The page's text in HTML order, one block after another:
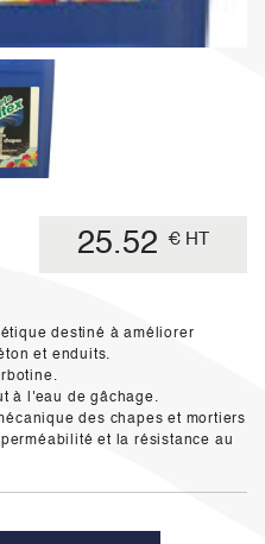
25.52 € HT
destiné à améliorer
et enduits.
à l'eau de gâchage.
des chapes et mortiers
et la résistance au